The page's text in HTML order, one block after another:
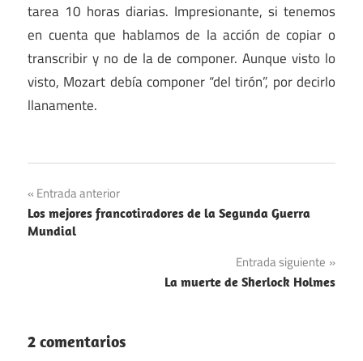
tarea 10 horas diarias. Impresionante, si tenemos
en cuenta que hablamos de la acción de copiar o
transcribir y no de la de componer. Aunque visto lo
visto, Mozart debía componer “del tirón”, por decirlo
llanamente.
Navegación
de
Entrada anterior
Los mejores francotiradores de la Segunda Guerra
Mundial
Entrada siguiente
La muerte de Sherlock Holmes
2 comentarios